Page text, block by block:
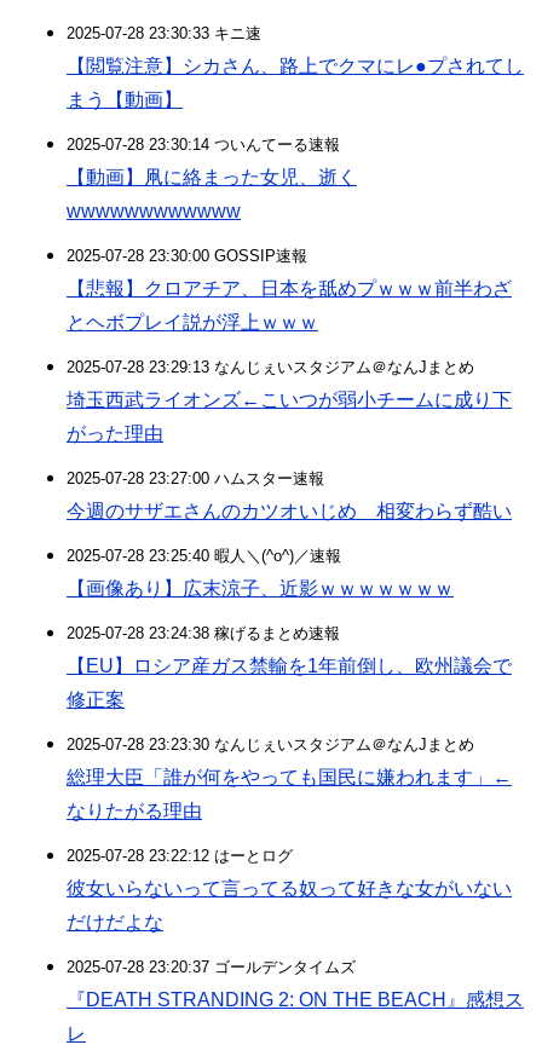
2025-07-28 23:30:33 キニ速
【閲覧注意】シカさん、路上でクマにレ●プされてし
まう【動画】
2025-07-28 23:30:14 ついんてーる速報
【動画】凧に絡まった女児、逝く
wwwwwwwwwwww
2025-07-28 23:30:00 GOSSIP速報
【悲報】クロアチア、日本を舐めプｗｗｗ前半わざ
とヘボプレイ説が浮上ｗｗｗ
2025-07-28 23:29:13 なんじぇいスタジアム＠なんJまとめ
埼玉西武ライオンズ←こいつが弱小チームに成り下
がった理由
2025-07-28 23:27:00 ハムスター速報
今週のサザエさんのカツオいじめ 相変わらず酷い
2025-07-28 23:25:40 暇人＼(^o^)／速報
【画像あり】広末涼子、近影ｗｗｗｗｗｗｗ
2025-07-28 23:24:38 稼げるまとめ速報
【EU】ロシア産ガス禁輸を1年前倒し、欧州議会で
修正案
2025-07-28 23:23:30 なんじぇいスタジアム＠なんJまとめ
総理大臣「誰が何をやっても国民に嫌われます」←
なりたがる理由
2025-07-28 23:22:12 はーとログ
彼女いらないって言ってる奴って好きな女がいない
だけだよな
2025-07-28 23:20:37 ゴールデンタイムズ
『DEATH STRANDING 2: ON THE BEACH』感想ス
レ